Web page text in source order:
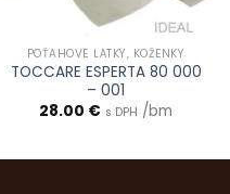
POŤAHOVÉ LÁTKY, KOŽENKY
TOCCARE ESPERTA 80 000
– 001
28.00 € s DPH /bm